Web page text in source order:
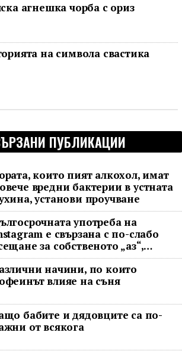
агнешка чорба с ориз
на символа свастика
ПУБЛИКАЦИИ
които пият алкохол, имат
вредни бактерии в устната
установи проучване
употреба на
е свързана с по-слабо
за собственото „аз“,
проучване
начини, по които
влияе на съня
бабите и дядовците са по-
от всякога